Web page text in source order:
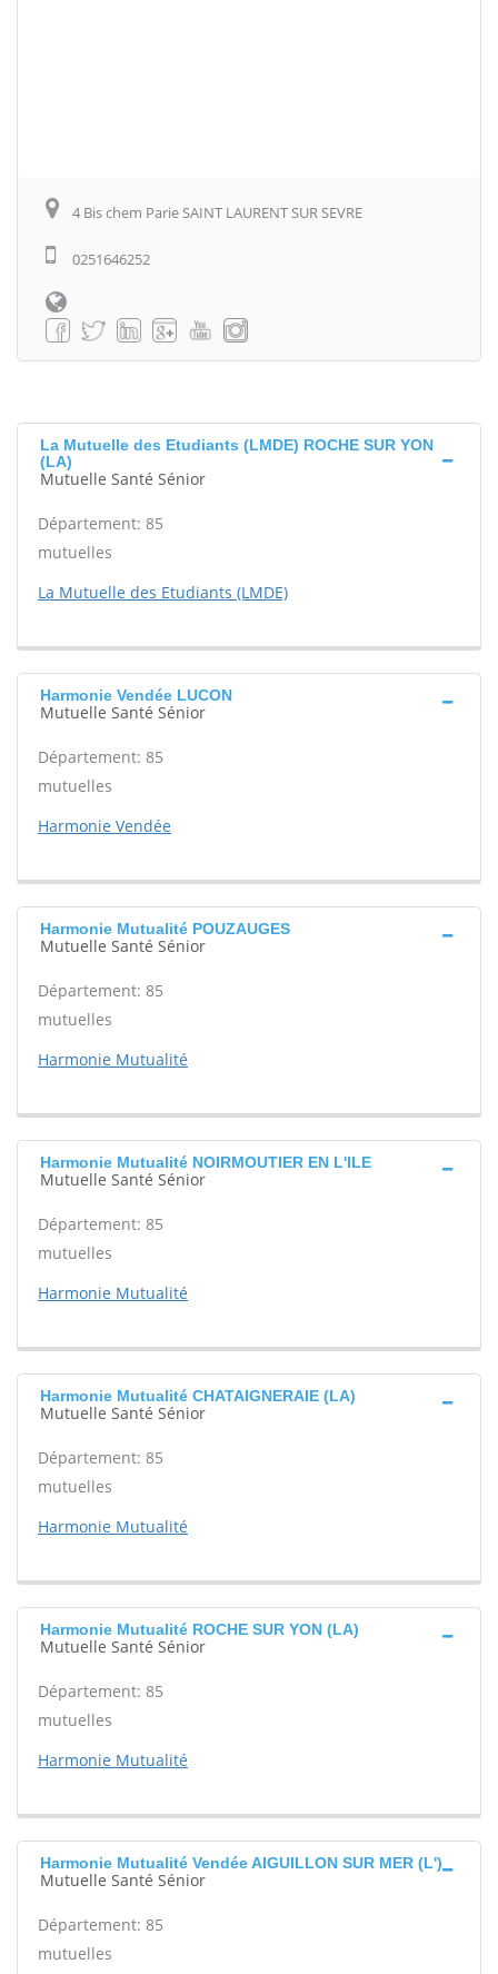
4 Bis chem Parie SAINT LAURENT SUR SEVRE
0251646252
La Mutuelle des Etudiants (LMDE) ROCHE SUR YON
(LA)
Mutuelle Santé Sénior
Département: 85
mutuelles
La Mutuelle des Etudiants (LMDE)
Harmonie Vendée LUCON
Mutuelle Santé Sénior
Département: 85
mutuelles
Harmonie Vendée
Harmonie Mutualité POUZAUGES
Mutuelle Santé Sénior
Département: 85
mutuelles
Harmonie Mutualité
Harmonie Mutualité NOIRMOUTIER EN L'ILE
Mutuelle Santé Sénior
Département: 85
mutuelles
Harmonie Mutualité
Harmonie Mutualité CHATAIGNERAIE (LA)
Mutuelle Santé Sénior
Département: 85
mutuelles
Harmonie Mutualité
Harmonie Mutualité ROCHE SUR YON (LA)
Mutuelle Santé Sénior
Département: 85
mutuelles
Harmonie Mutualité
Harmonie Mutualité Vendée AIGUILLON SUR MER (L')
Mutuelle Santé Sénior
Département: 85
mutuelles